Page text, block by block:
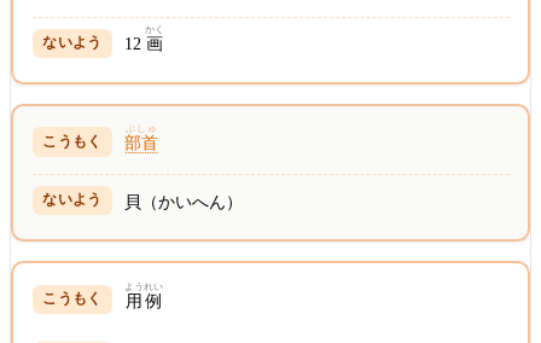
12 画
かく
部首
ぶしゅ
貝（かいへん）
用例
ようれい